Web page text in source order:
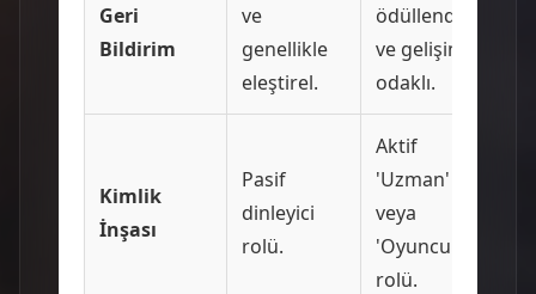
Geri
Bildirim
ve
genellikle
eleştirel.
ödüllendirici
ve gelişim
odaklı.
Kimlik
İnşası
Pasif
dinleyici
rolü.
Aktif
'Uzman'
veya
'Oyuncu'
rolü.